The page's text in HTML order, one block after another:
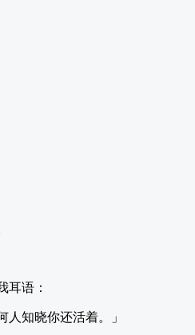
耳语：
人知晓你还活着。」